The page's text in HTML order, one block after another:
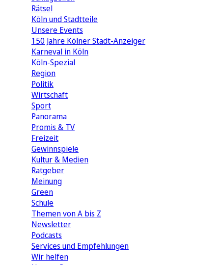
Rätsel
Köln und Stadtteile
Unsere Events
150 Jahre Kölner Stadt-Anzeiger
Karneval in Köln
Köln-Spezial
Region
Politik
Wirtschaft
Sport
Panorama
Promis & TV
Freizeit
Gewinnspiele
Kultur & Medien
Ratgeber
Meinung
Green
Schule
Themen von A bis Z
Newsletter
Podcasts
Services und Empfehlungen
Wir helfen